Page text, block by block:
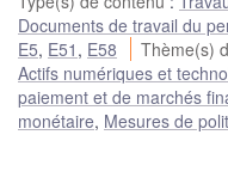
Documents de travail du
E5, E51 , E58 Thème(s)
Actifs numériques et
paiement et de marchés
monétaire, Mesures de